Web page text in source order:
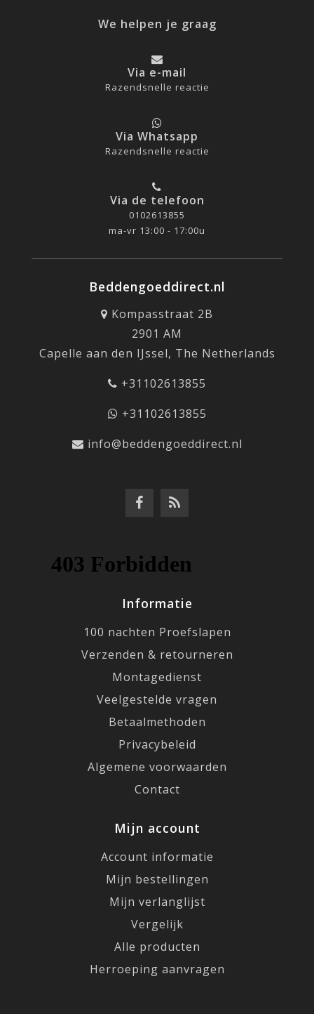
We helpen je graag
Via e-mail
Razendsnelle reactie
Via Whatsapp
Razendsnelle reactie
Via de telefoon
0102613855
ma-vr 13:00 - 17:00u
Beddengoeddirect.nl
Kompasstraat 2B
2901 AM
Capelle aan den IJssel, The Netherlands
+31102613855
+31102613855
info@beddengoeddirect.nl
Informatie
100 nachten Proefslapen
Verzenden & retourneren
Montagedienst
Veelgestelde vragen
Betaalmethoden
Privacybeleid
Algemene voorwaarden
Contact
Mijn account
Account informatie
Mijn bestellingen
Mijn verlanglijst
Vergelijk
Alle producten
Herroeping aanvragen